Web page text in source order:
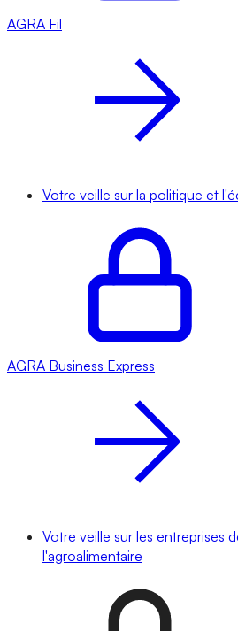
AGRA Fil
Votre veille sur la politique et
AGRA Business Express
Votre veille sur les entreprises
l'agroalimentaire